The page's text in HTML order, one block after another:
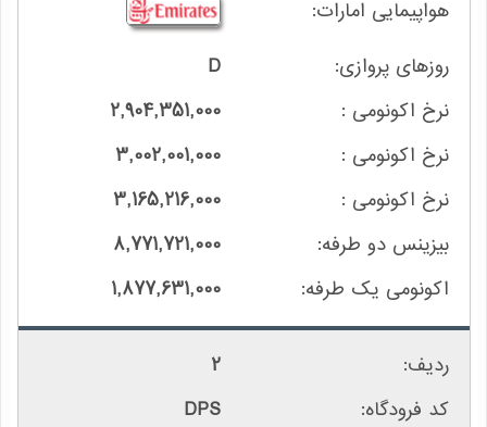
D
2,904,351,000
3,002,001,000
3,165,216,000
8,771,721,000
1,877,631,000
2
DPS